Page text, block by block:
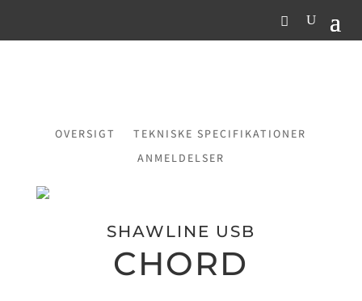
OVERSIGT
TEKNISKE SPECIFIKATIONER
ANMELDELSER
SHAWLINE USB
CHORD